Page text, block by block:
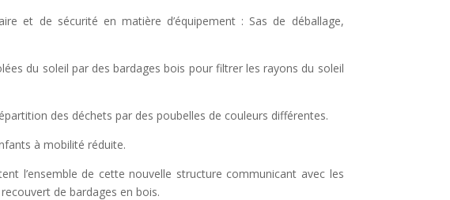
et de sécurité en matière d’équipement : Sas de déballage,
du soleil par des bardages bois pour filtrer les rayons du soleil
des déchets par des poubelles de couleurs différentes.
à mobilité réduite.
l’ensemble de cette nouvelle structure communicant avec les
de bardages en bois.